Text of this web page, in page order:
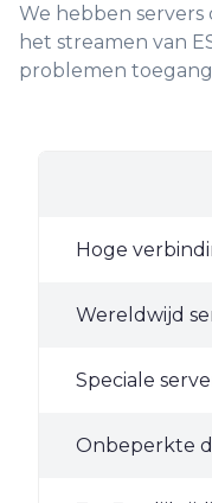
We hebben servers
het streamen van
problemen
Hoge
Wereldwijd
Speciale
Onbeperkte